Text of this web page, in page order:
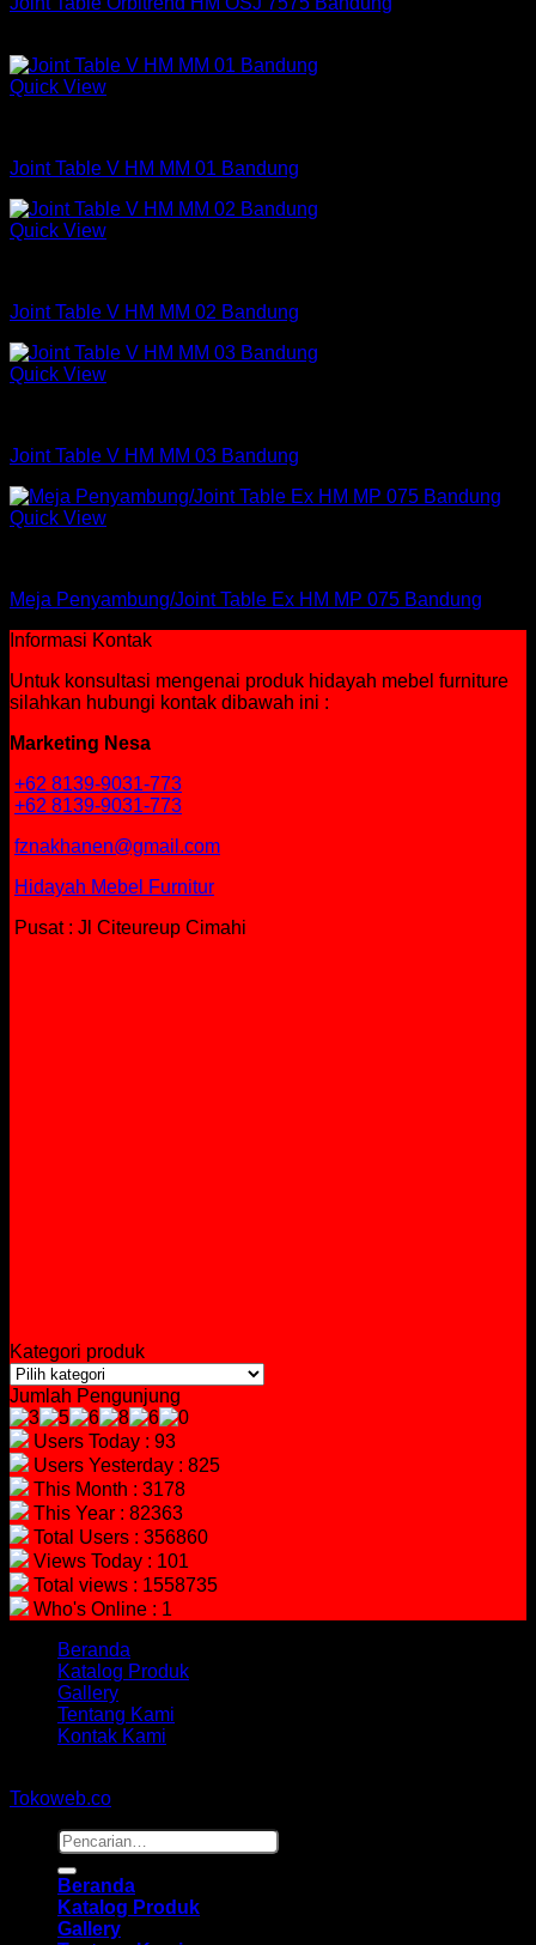
Quick View
Joint Table V HM MM 01 Bandung
Quick View
Joint Table V HM MM 02 Bandung
Quick View
Joint Table V HM MM 03 Bandung
Quick View
Meja Penyambung/Joint Table Ex HM MP 075 Bandung
Informasi Kontak
Untuk konsultasi mengenai produk hidayah mebel furniture
silahkan hubungi kontak dibawah ini :
Marketing Nesa
+62 8139-9031-773
+62 8139-9031-773
fznakhanen@gmail.com
Hidayah Mebel Furnitur
Pusat : Jl Citeureup Cimahi
Kategori produk
Jumlah Pengunjung
Users Today : 93
Users Yesterday : 825
This Month : 3178
This Year : 82363
Total Users : 356860
Views Today : 101
Total views : 1558735
Who's Online : 1
Beranda
Katalog Produk
Gallery
Tentang Kami
Kontak Kami
Tokoweb.co
Pencarian
untuk:
Beranda
Katalog Produk
Gallery